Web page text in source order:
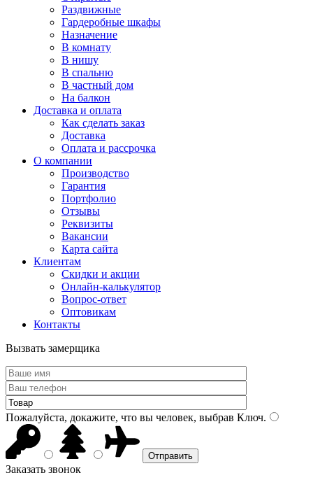
Раздвижные
Гардеробные шкафы
Назначение
В комнату
В нишу
В спальню
В частный дом
На балкон
Доставка и оплата
Как сделать заказ
Доставка
Оплата и рассрочка
О компании
Производство
Гарантия
Портфолио
Отзывы
Реквизиты
Вакансии
Карта сайта
Клиентам
Скидки и акции
Онлайн-калькулятор
Вопрос-ответ
Оптовикам
Контакты
Вызвать замерщика
Пожалуйста, докажите, что вы человек, выбрав Ключ.
Заказать звонок